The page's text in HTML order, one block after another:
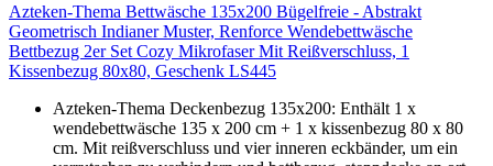
Azteken-Thema Bettwäsche 135x200 Bügelfreie - Abstrakt
Geometrisch Indianer Muster, Renforce Wendebettwäsche
Bettbezug 2er Set Cozy Mikrofaser Mit Reißverschluss, 1
Kissenbezug 80x80, Geschenk LS445
Azteken-Thema Deckenbezug 135x200: Enthält 1 x
wendebettwäsche 135 x 200 cm + 1 x kissenbezug 80 x 80
cm. Mit reißverschluss und vier inneren eckbänder, um ein